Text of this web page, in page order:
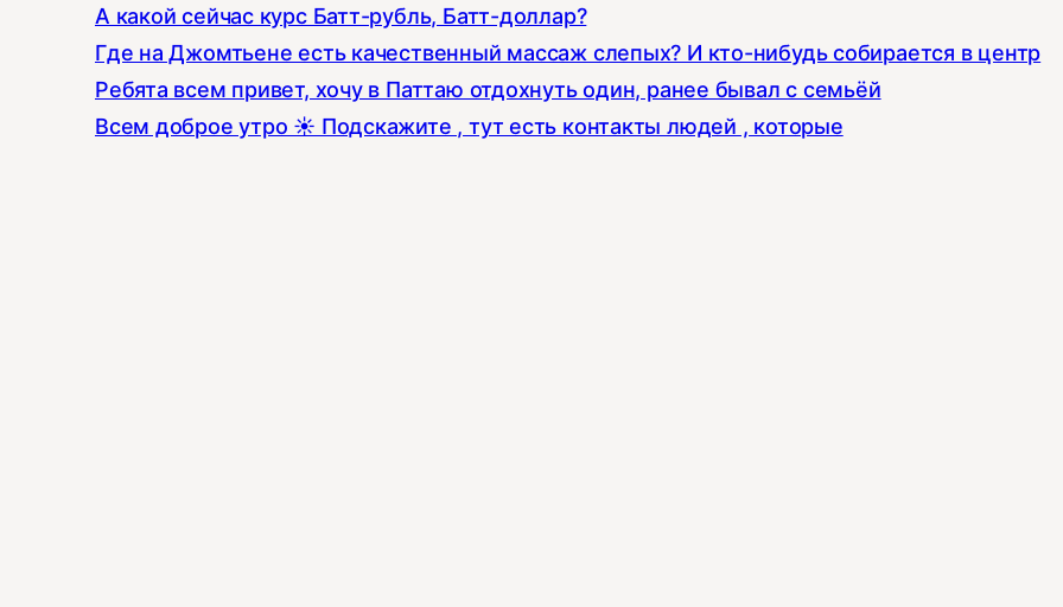
А какой сейчас курс Батт-рубль, Батт-доллар?
Где на Джомтьене есть качественный массаж слепых? И кто-нибудь собирается в центр
Ребята всем привет, хочу в Паттаю отдохнуть один, ранее бывал с семьёй
Всем доброе утро ☀️ Подскажите , тут есть контакты людей , которые